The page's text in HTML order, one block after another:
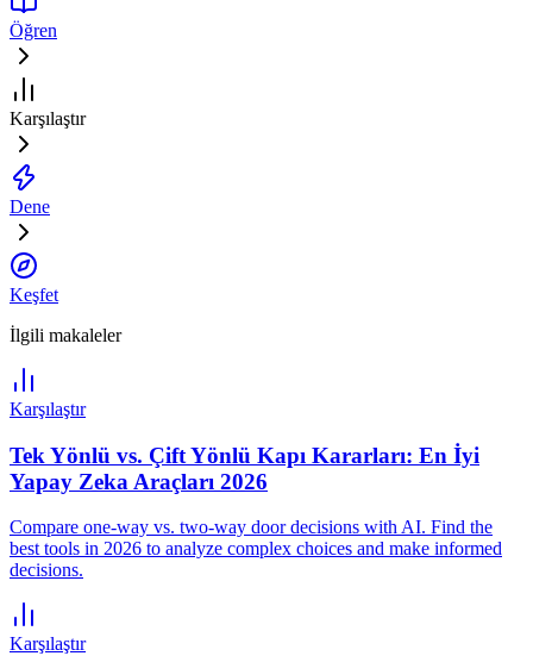
Öğren
Karşılaştır
Dene
Keşfet
İlgili makaleler
Karşılaştır
Tek Yönlü vs. Çift Yönlü Kapı Kararları: En İyi
Yapay Zeka Araçları 2026
Compare one-way vs. two-way door decisions with AI. Find the
best tools in 2026 to analyze complex choices and make informed
decisions.
Karşılaştır